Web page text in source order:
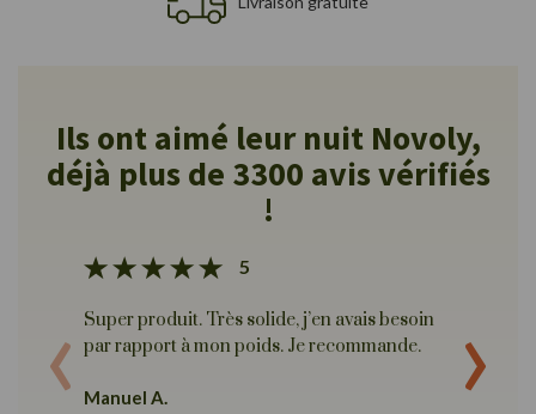
Ils ont aimé leur nuit Novoly,
déjà plus de 3300 avis vérifiés
!
5
Super produit. Très solide, j’en avais besoin
par rapport à mon poids. Je recommande.
Manuel A.
Yan B.
‹ ›